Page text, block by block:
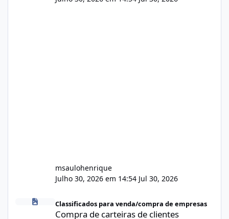
msaulohenrique
Julho 30, 2026 em 14:54 Jul 30, 2026
Compra de carteiras de clientes
Classificados para venda/compra de empresas
Compra de carteiras de clientes